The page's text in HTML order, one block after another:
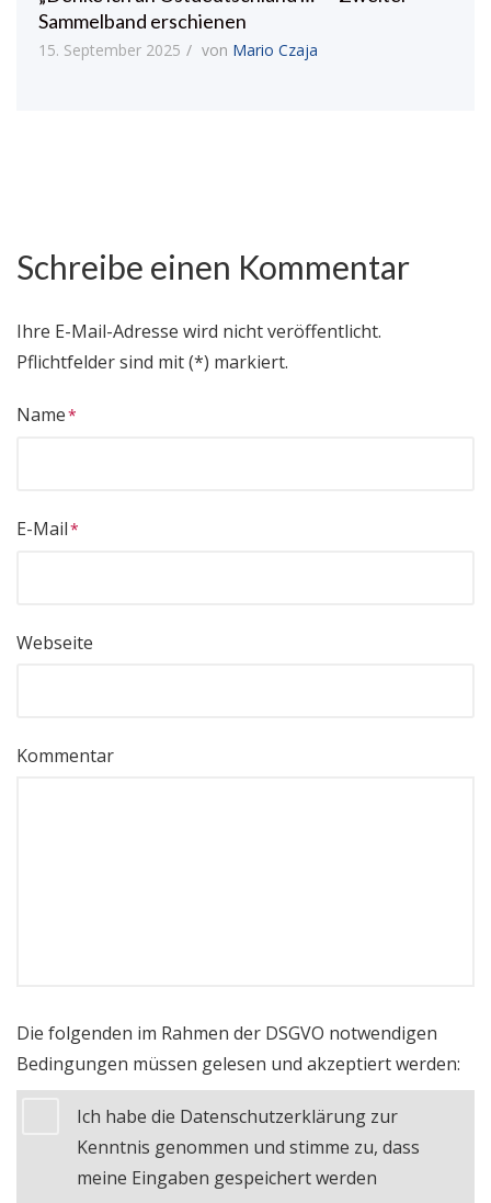
Sammelband erschienen
15. September 2025 von Mario Czaja
Schreibe einen Kommentar
Ihre E-Mail-Adresse wird nicht veröffentlicht.
Pflichtfelder sind mit (*) markiert.
Name
E-Mail
Webseite
Kommentar
Die folgenden im Rahmen der DSGVO notwendigen
Bedingungen müssen gelesen und akzeptiert werden:
Ich habe die Datenschutzerklärung zur
Kenntnis genommen und stimme zu, dass
meine Eingaben gespeichert werden